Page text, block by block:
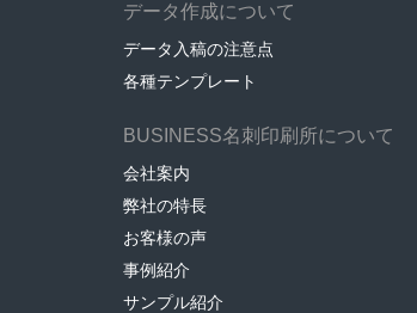
データ作成について
データ入稿の注意点
各種テンプレート
BUSINESS名刺印刷所について
会社案内
弊社の特長
お客様の声
事例紹介
サンプル紹介